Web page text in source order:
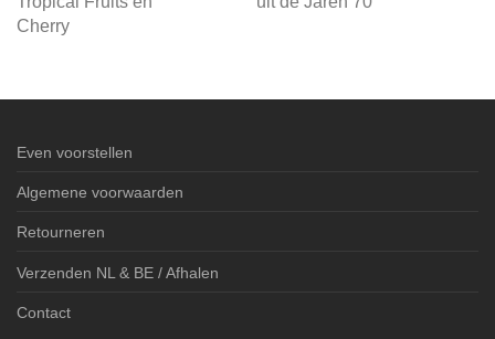
Cherry
Even voorstellen
Algemene voorwaarden
Retourneren
Verzenden NL & BE / Afhalen
Contact